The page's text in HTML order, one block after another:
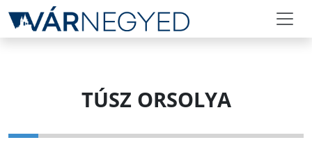
TÚSZ ORSOLYA